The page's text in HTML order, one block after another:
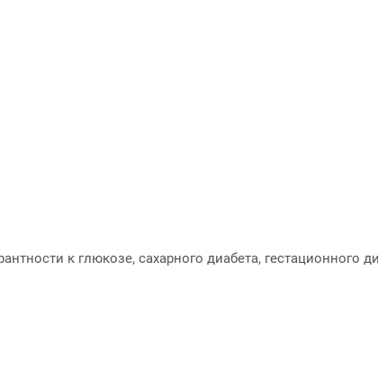
к глюкозе, сахарного диабета, гестационного